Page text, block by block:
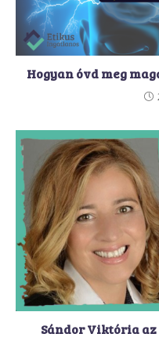
Hogyan óvd meg
Sándor Viktória az